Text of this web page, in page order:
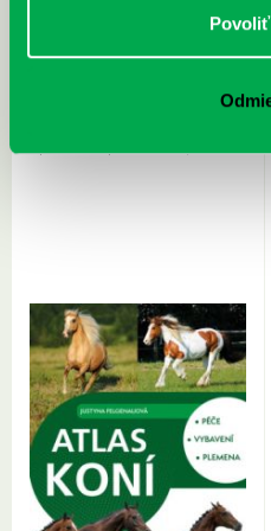
Sprievodca po hviezdnej oblohe